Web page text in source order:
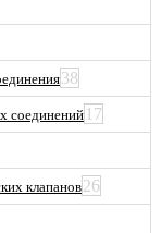
38
соединений17
клапанов26